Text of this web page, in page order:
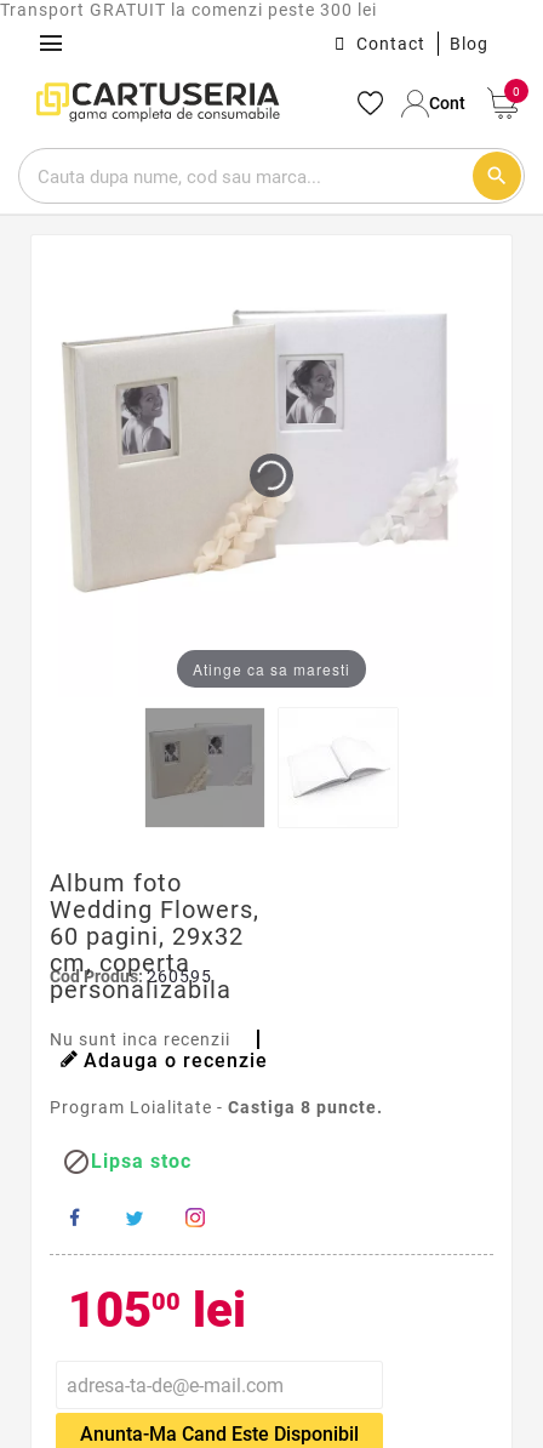
Transport GRATUIT la comenzi peste 300 lei
menu Contact Blog
Cont
0
search
Atinge ca sa maresti
Album foto
Wedding Flowers,
60 pagini, 29x32
cm, coperta
personalizabila
Cod Produs:260595
Nu sunt inca recenzii
Adauga o recenzie
Program Loialitate - Castiga 8 puncte.
Lipsa stoc
10500 lei
Anunta-Ma Cand Este Disponibil